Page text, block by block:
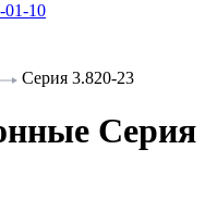
01-10
Серия 3.820-23
Серия